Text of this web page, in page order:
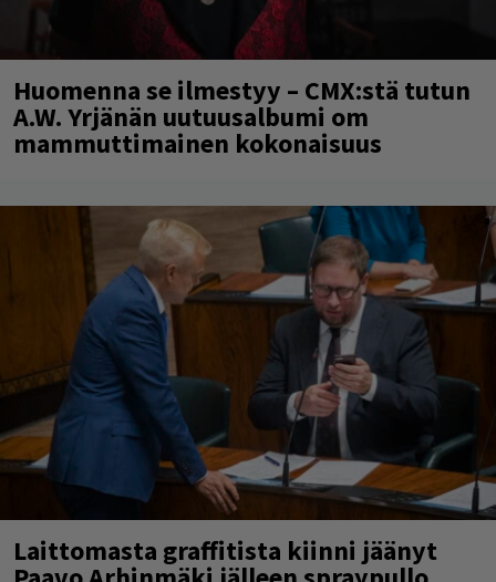
Huomenna se ilmestyy – CMX:stä tutun
A.W. Yrjänän uutuusalbumi om
mammuttimainen kokonaisuus
Laittomasta graffitista kiinni jäänyt